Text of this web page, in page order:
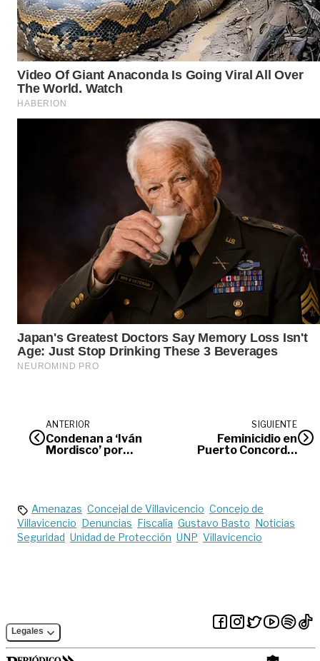
ANTERIOR
Condenan a ‘Iván
Mordisco’ por
SIGUIENTE
Feminicidio en
Puerto Concordia
Amenazas Concejal de Villavicencio Concejo de
Villavicencio Denuncias Fiscalía Gustavo Basto Noticias
Seguridad Unidad de Protección UNP Villavicencio
Legales